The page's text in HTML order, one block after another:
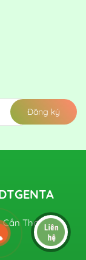
Đăng ký
Cần Thơ, Việt